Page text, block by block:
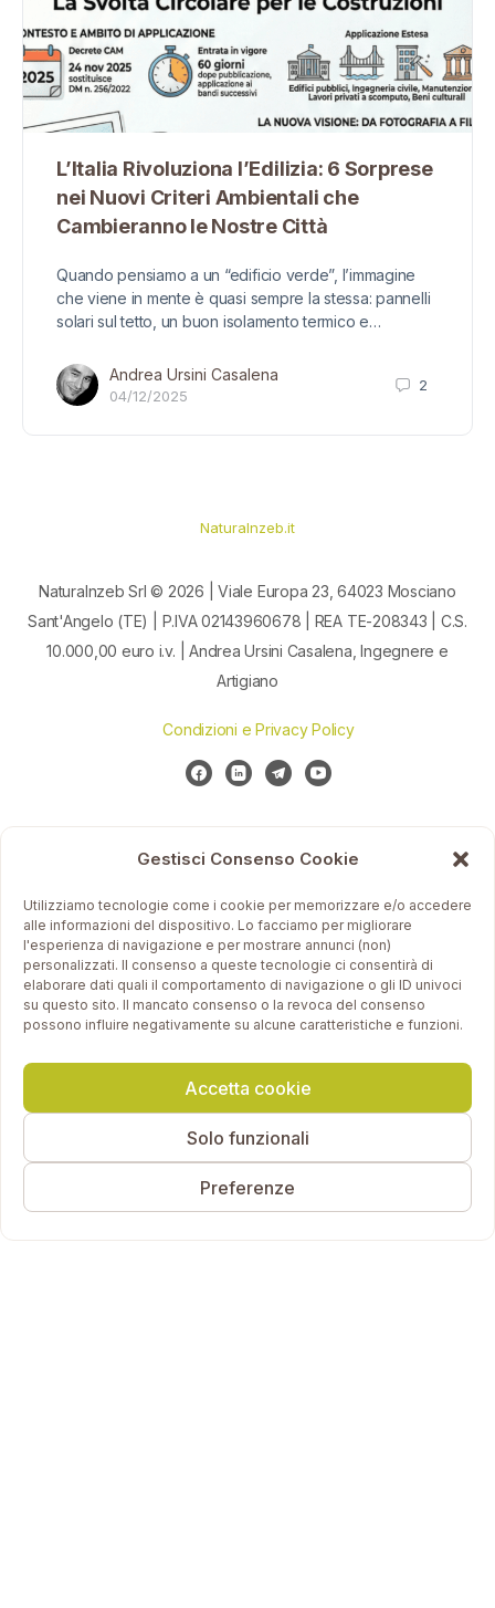
Gestisci Consenso Cookie
Utilizziamo tecnologie come i cookie per memorizzare e/o accedere
alle informazioni del dispositivo. Lo facciamo per migliorare
l'esperienza di navigazione e per mostrare annunci (non)
personalizzati. Il consenso a queste tecnologie ci consentirà di
elaborare dati quali il comportamento di navigazione o gli ID univoci
su questo sito. Il mancato consenso o la revoca del consenso
possono influire negativamente su alcune caratteristiche e funzioni.
Accetta cookie
Solo funzionali
Preferenze
L’Italia Rivoluziona l’Edilizia: 6 Sorprese
nei Nuovi Criteri Ambientali che
Cambieranno le Nostre Città
Quando pensiamo a un “edificio verde”, l’immagine
che viene in mente è quasi sempre la stessa: pannelli
solari sul tetto, un buon isolamento termico e…
Andrea Ursini Casalena
04/12/2025
2
Naturalnzeb.it
Naturalnzeb Srl © 2026 | Viale Europa 23, 64023 Mosciano
Sant'Angelo (TE) | P.IVA 02143960678 | REA TE-208343 | C.S.
10.000,00 euro i.v. | Andrea Ursini Casalena, Ingegnere e
Artigiano
Condizioni e Privacy Policy